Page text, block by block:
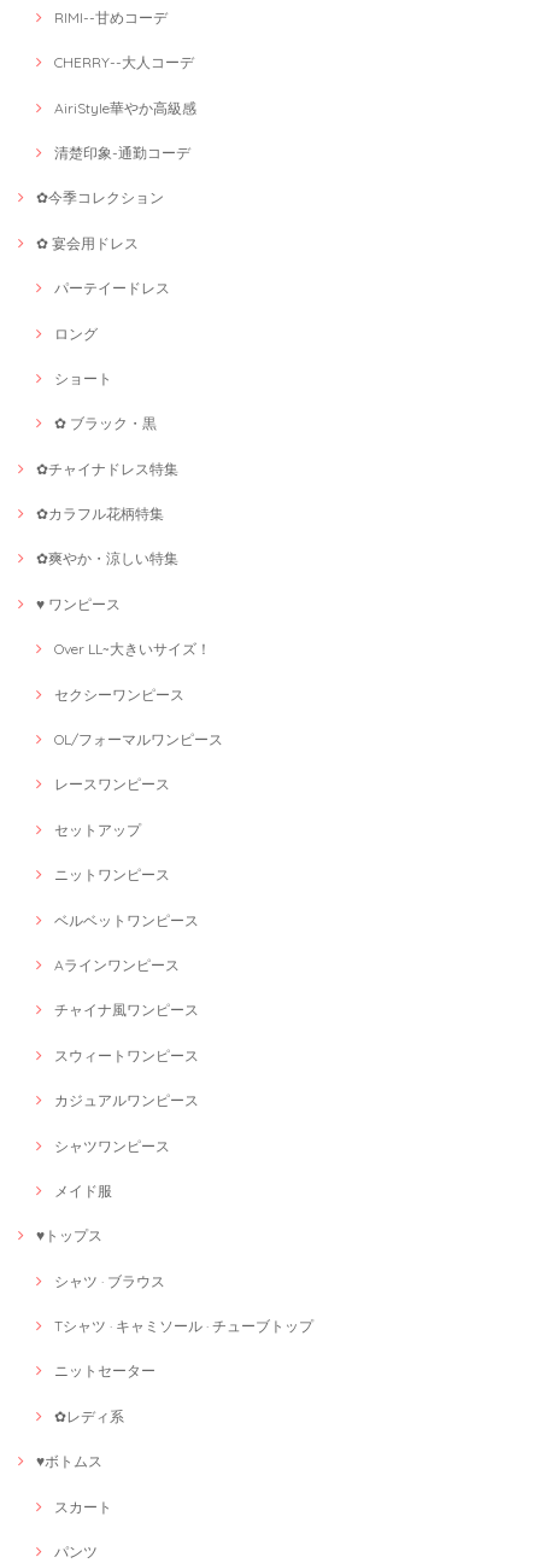
RIMI--甘めコーデ
CHERRY--大人コーデ
AiriStyle華やか高級感
清楚印象-通勤コーデ
✿今季コレクション
✿ 宴会用ドレス
パーテイードレス
ロング
ショート
✿ ブラック・黒
✿チャイナドレス特集
✿カラフル花柄特集
✿爽やか・涼しい特集
♥ ワンピース
Over LL~大きいサイズ！
セクシーワンピース
OL/フォーマルワンピース
レースワンピース
セットアップ
ニットワンピース
ベルベットワンピース
Aラインワンピース
チャイナ風ワンピース
スウィートワンピース
カジュアルワンピース
シャツワンピース
メイド服
♥トップス
シャツ · ブラウス
Tシャツ · キャミソール · チューブトップ
ニットセーター
✿レディ系
♥ボトムス
スカート
パンツ